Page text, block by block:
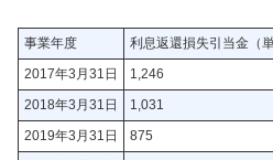
事業年度
利息返還損失引当金（
2017年3月31日
1,246
2018年3月31日
1,031
2019年3月31日
875